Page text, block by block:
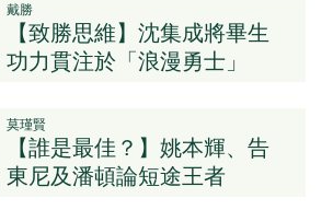
戴勝
【致勝思維】沈集成將畢生
功力貫注於「浪漫勇士」
莫瑾賢
【誰是最佳？】姚本輝、告
東尼及潘頓論短途王者